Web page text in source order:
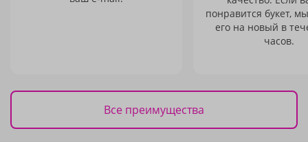
понравится букет,
его на новый в
часов.
Все преимущества